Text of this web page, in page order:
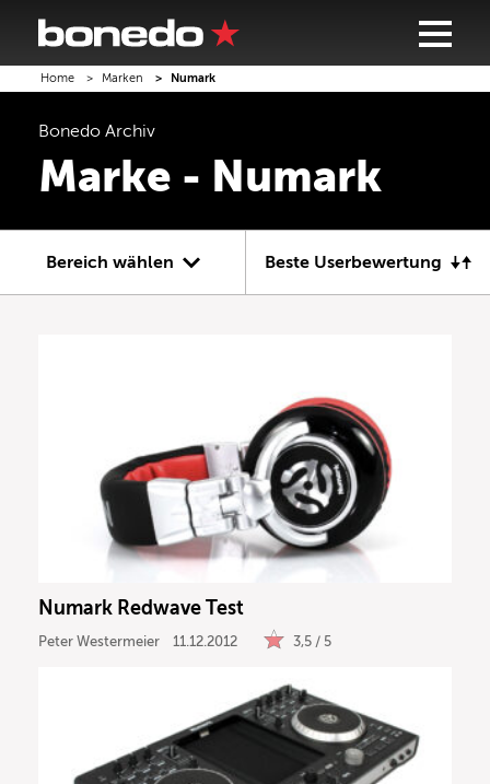
Home Marken Numark
Bonedo Archiv
Marke - Numark
Bereich wählen
Keyboard
Beste Userbewertung
Numark Redwave Test
Peter Westermeier 11.12.2012 3,5 / 5